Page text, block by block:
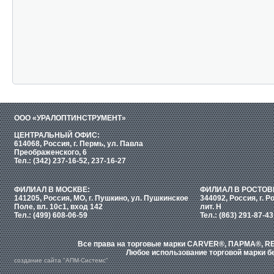
ООО «УРАЛОПТИНСТРУМЕНТ»
ЦЕНТРАЛЬНЫЙ ОФИС:
614068, Россия, г. Пермь, ул. Павла
Преображенского, 6
Тел.: (342) 237-16-52, 237-16-27
ФИЛИАЛ В МОСКВЕ:
141205, Россия, МО, г. Пушкино, ул. Пушкинское
Поле, вл. 10с1, вход 142
Тел.: (499) 608-06-59
ФИЛИАЛ В
344092, Россия, г.
лит. Н
Тел.: (863) 291-87-43
Все права на торговые марки CARVER®, ПАРМА®,
Любое использование торговой марки
создание сайта "АПМ-Системс"